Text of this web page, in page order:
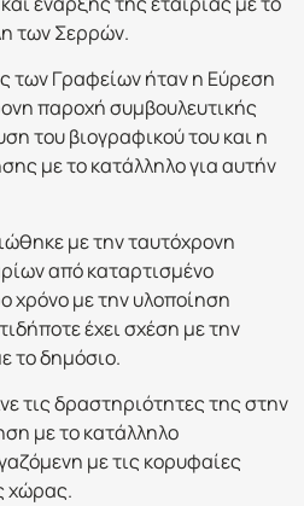
των Σερρών.
των Γραφείων ήταν η Εύρεση
παροχή συμβουλευτικής
του βιογραφικού του και η
με το κατάλληλο για αυτήν
με την ταυτόχρονη
από καταρτισμένο
χρόνο με την υλοποίηση
έχει σχέση με την
το δημόσιο.
τις δραστηριότητες της στην
με το κατάλληλο
με τις κορυφαίες
χώρας.